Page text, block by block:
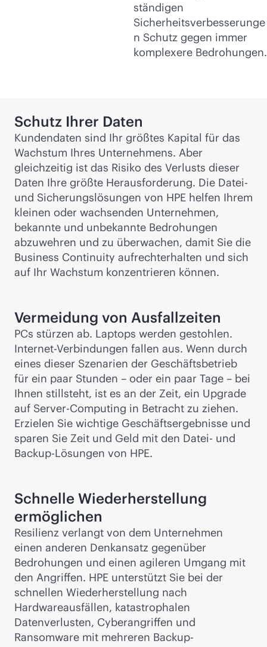
ständigen
Sicherheitsverbesserunge
n Schutz gegen immer
komplexere Bedrohungen.
Schutz Ihrer Daten
Kundendaten sind Ihr größtes Kapital für das
Wachstum Ihres Unternehmens. Aber
gleichzeitig ist das Risiko des Verlusts dieser
Daten Ihre größte Herausforderung. Die Datei-
und Sicherungslösungen von HPE helfen Ihrem
kleinen oder wachsenden Unternehmen,
bekannte und unbekannte Bedrohungen
abzuwehren und zu überwachen, damit Sie die
Business Continuity aufrechterhalten und sich
auf Ihr Wachstum konzentrieren können.
Vermeidung von Ausfallzeiten
PCs stürzen ab. Laptops werden gestohlen.
Internet-Verbindungen fallen aus. Wenn durch
eines dieser Szenarien der Geschäftsbetrieb
für ein paar Stunden – oder ein paar Tage – bei
Ihnen stillsteht, ist es an der Zeit, ein Upgrade
auf Server-Computing in Betracht zu ziehen.
Erzielen Sie wichtige Geschäftsergebnisse und
sparen Sie Zeit und Geld mit den Datei- und
Backup-Lösungen von HPE.
Schnelle Wiederherstellung
ermöglichen
Resilienz verlangt von dem Unternehmen
einen anderen Denkansatz gegenüber
Bedrohungen und einen agileren Umgang mit
den Angriffen. HPE unterstützt Sie bei der
schnellen Wiederherstellung nach
Hardwareausfällen, katastrophalen
Datenverlusten, Cyberangriffen und
Ransomware mit mehreren Backup-